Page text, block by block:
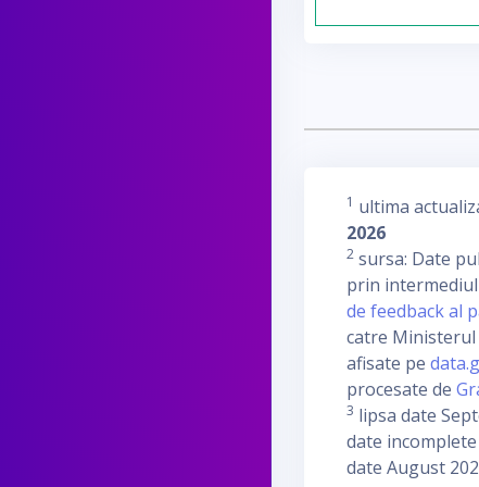
1 ultima
2026
2 sursa: Date
prin intermediul
de feedback al
catre Ministerul
afisate pe
procesate de
3 lipsa date
date
date August